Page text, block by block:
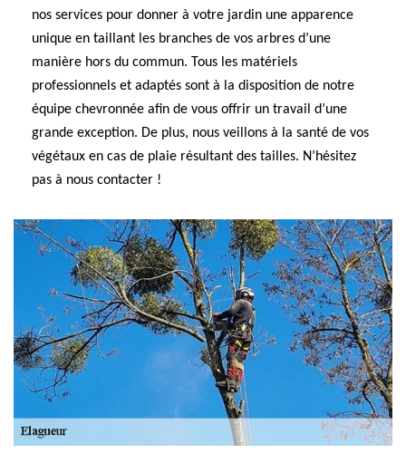
nos services pour donner à votre jardin une apparence
unique en taillant les branches de vos arbres d’une
manière hors du commun. Tous les matériels
professionnels et adaptés sont à la disposition de notre
équipe chevronnée afin de vous offrir un travail d’une
grande exception. De plus, nous veillons à la santé de vos
végétaux en cas de plaie résultant des tailles. N’hésitez
pas à nous contacter !